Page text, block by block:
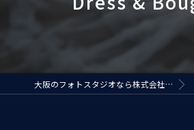
大阪のフォトスタジオなら株式会社ジ・アースプロダクション